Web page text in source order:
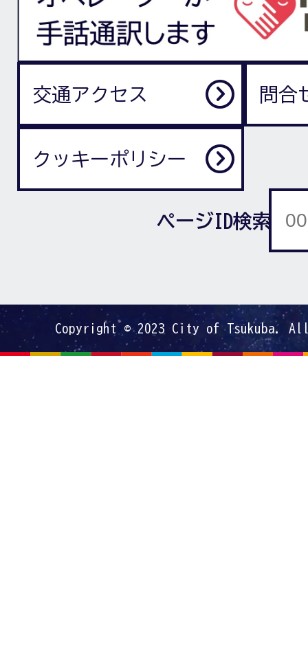
交通アクセス 問合
クッキーポリシー
ページID検索
Copyright © 2023 City of Tsukuba.